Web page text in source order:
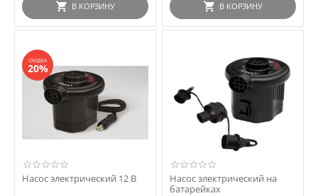
В КОРЗИНУ В КОРЗИНУ
СКИДКА
20%
Насос электрический 12 В
Насос электрический на
батарейках